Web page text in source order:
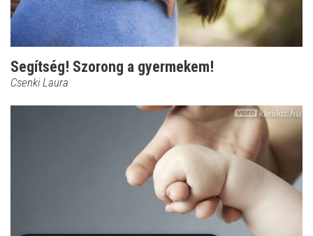
Segítség! Szorong a gyermekem!
Csenki Laura